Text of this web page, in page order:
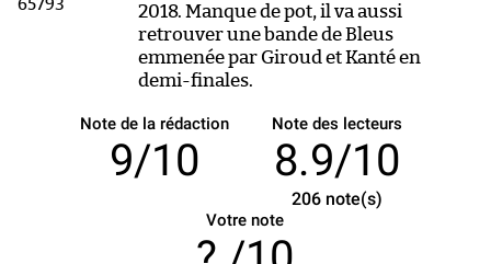
2018. Manque de pot, il va aussi
retrouver une bande de Bleus
emmenée par Giroud et Kanté en
demi-finales.
Note de la rédaction
9/10
Note des lecteurs
8.9/10
206note(s)
Votre note